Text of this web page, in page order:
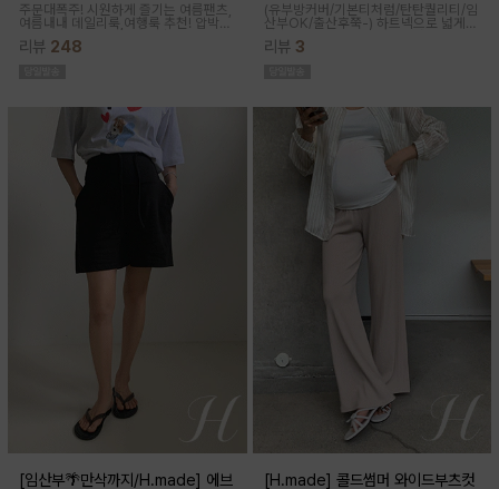
주문대폭주! 시원하게 즐기는 여름팬츠,
여름내내 데일리룩,여행룩 추천! 압박없
이 편안한 임부복대, 캐쥬얼한 무드의 편
안한 팬츠에요!바스락거리는 매끈한 원
리뷰 248
(유부방커버/기본티처럼/탄탄퀄리티/임
산부OK/출산후쭉-) 하트넥으로 넓게
파져 은은한 쇄골 노출이 여성스러운 실
루엣이 되고 넓은 암홀로 끼임이나 답답
리뷰 3
[임산부🌴만삭까지/H.made] 에브
[H.made] 콜드썸머 와이드부츠컷